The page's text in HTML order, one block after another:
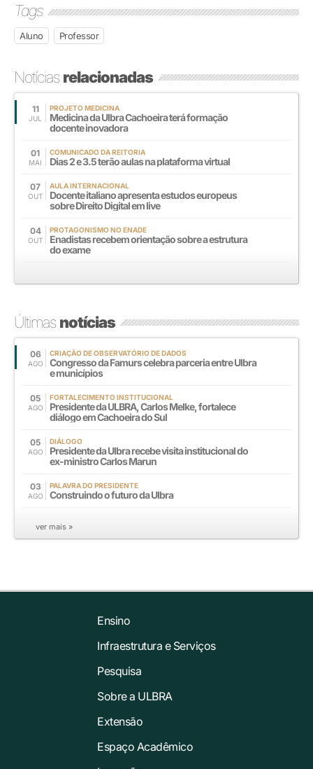
Tags
Aluno Professor
Notíciasrelacionadas
11
JUL
PROJETO MEDICINA
Medicina da Ulbra Cachoeira terá formação
docente inovadora
01
MAI
COMUNICADO DA REITORIA
Dias 2 e 3.5 terão aulas na plataforma virtual
07
OUT
AULA INTERNACIONAL
Docente italiano apresenta estudos europeus
sobre Direito Digital em live
04
OUT
PROTAGONISMO NO ENADE
Enadistas recebem orientação sobre a estrutura
do exame
Últimasnotícias
06
AGO
CRIAÇÃO DE OBSERVATÓRIO DE DADOS
Congresso da Famurs celebra parceria entre Ulbra
e municípios
05
AGO
FORTALECIMENTO INSTITUCIONAL
Presidente da ULBRA, Carlos Melke, fortalece
diálogo em Cachoeira do Sul
05
AGO
DIÁLOGO
Presidente da Ulbra recebe visita institucional do
ex-ministro Carlos Marun
03
AGO
PALAVRA DO PRESIDENTE
Construindo o futuro da Ulbra
ver mais »
Ensino
Infraestrutura e Serviços
Pesquisa
Sobre a ULBRA
Extensão
Espaço Acadêmico